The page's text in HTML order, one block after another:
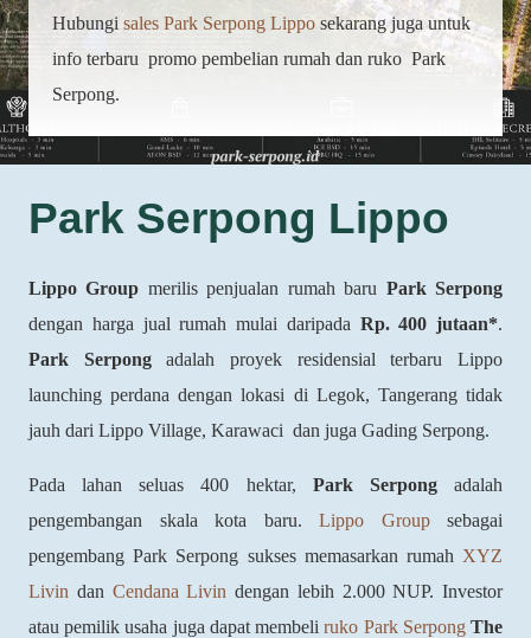
Hubungi sales Park Serpong Lippo sekarang juga untuk
info terbaru promo pembelian rumah dan ruko Park
Serpong.
Park Serpong Lippo
Lippo Group merilis penjualan rumah baru Park Serpong
dengan harga jual rumah mulai daripada Rp. 400 jutaan*.
Park Serpongadalah proyek residensial terbaru Lippo
launching perdana dengan lokasi di Legok, Tangerang tidak
jauh dari Lippo Village, Karawaci dan juga Gading Serpong.
Pada lahan seluas 400 hektar, Park Serpongadalah
pengembangan skala kota baru. Lippo Groupsebagai
pengembang Park Serpong sukses memasarkan rumah XYZ
Livin dan Cendana Livin dengan lebih 2.000 NUP. Investor
atau pemilik usaha juga dapat membeliruko Park Serpong The